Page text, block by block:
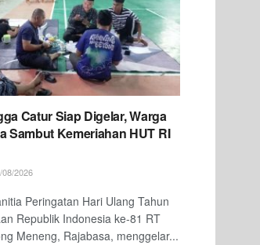
Catur Siap Digelar, Warga
Sambut Kemeriahan HUT RI
2026
Peringatan Hari Ulang Tahun
Republik Indonesia ke-81 RT
Meneng, Rajabasa, menggelar...